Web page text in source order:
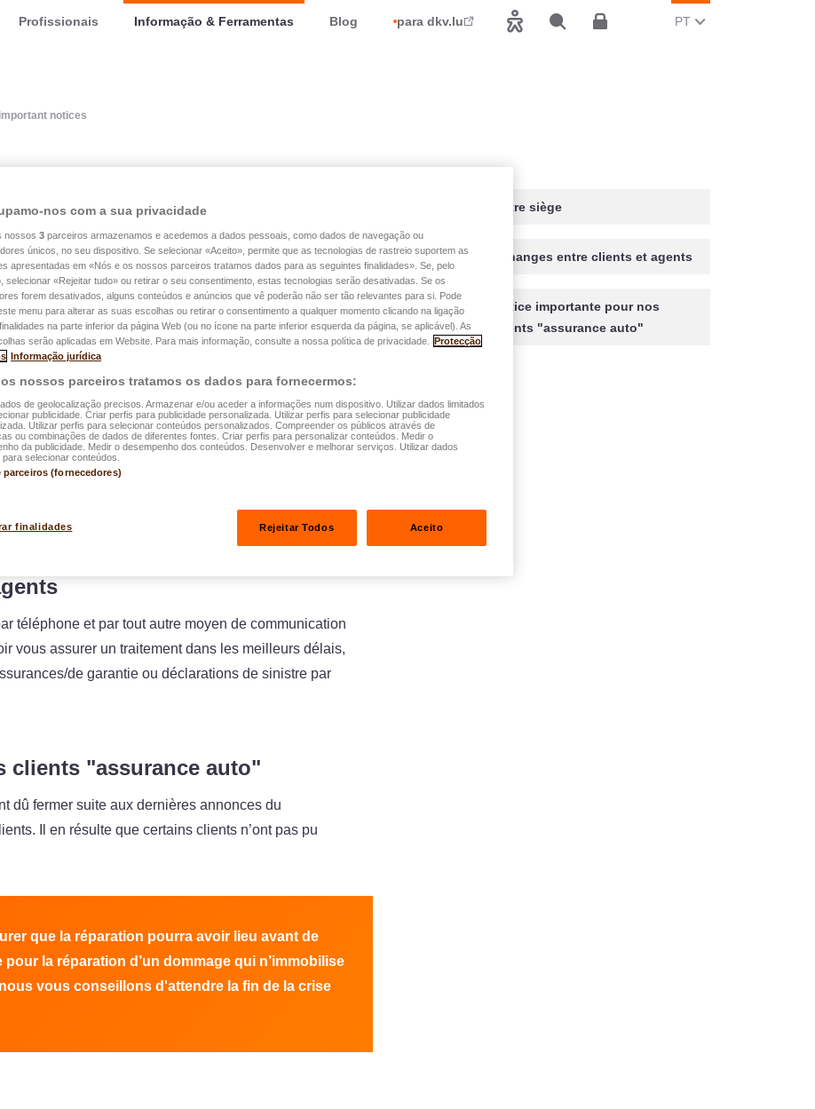
Profissionais Informação & Ferramentas Blog para dkv.lu
Pesquisar
AcessibilidadeEspace client
MUDAR O IDIOMA
PT(PORTUGUÊS)
notices
Notre siège
Echanges entre clients et agents
Notice importante pour nos
clients "assurance auto"
notices
pour lutter contre la propagation du COVID-19
siège social ainsi que toutes nos agences sont
pour préserver la santé de l'ensemble de nos
de nos employés travaillent désormais à distance
qui en résultent, nous vous prions de contacter en
délais inhabituels.
téléphone et par tout autre moyen de communication
vous assurer un traitement dans les meilleurs délais,
de garantie ou déclarations de sinistre par
clients "assurance auto"
dû fermer suite aux dernières annonces du
Il en résulte que certains clients n’ont pas pu
que la réparation pourra avoir lieu avant de
la réparation d’un dommage qui n’immobilise
vous conseillons d'attendre la fin de la crise
nos com a sua privacidade
nossos 3 parceiros armazenamos e acedemos a dados pessoais, como dados de navegação ou
únicos, no seu dispositivo. Se selecionar «Aceito», permite que as tecnologias de rastreio suportem as
apresentadas em «Nós e os nossos parceiros tratamos dados para as seguintes finalidades». Se, pelo
selecionar «Rejeitar tudo» ou retirar o seu consentimento, estas tecnologias serão desativadas. Se os
forem desativados, alguns conteúdos e anúncios que vê poderão não ser tão relevantes para si. Pode
menu para alterar as suas escolhas ou retirar o consentimento a qualquer momento clicando na ligação
na parte inferior da página Web (ou no ícone na parte inferior esquerda da página, se aplicável). As
serão aplicadas em Website. Para mais informação, consulte a nossa política de privacidade.
Protecção
Informação jurídica
os nossos parceiros tratamos os dados para fornecermos:
de geolocalização precisos. Armazenar e/ou aceder a informações num dispositivo. Utilizar dados limitados
publicidade. Criar perfis para publicidade personalizada. Utilizar perfis para selecionar publicidade
Utilizar perfis para selecionar conteúdos personalizados. Compreender os públicos através de
ou combinações de dados de diferentes fontes. Criar perfis para personalizar conteúdos. Medir o
da publicidade. Medir o desempenho dos conteúdos. Desenvolver e melhorar serviços. Utilizar dados
para selecionar conteúdos.
parceiros (fornecedores)
finalidades Rejeitar Todos Aceito